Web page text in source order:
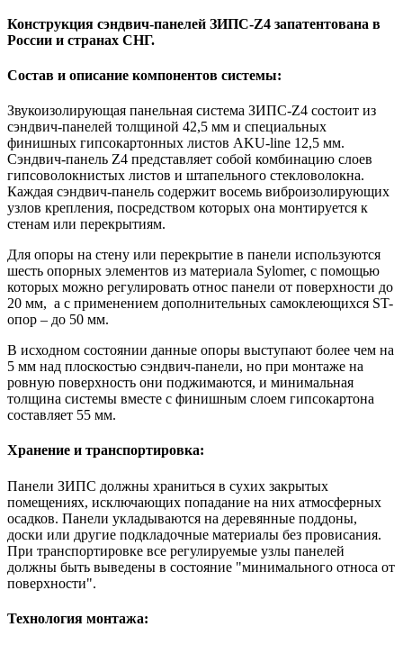
Конструкция сэндвич-панелей ЗИПС-Z4 запатентована в
России и странах СНГ.
Состав и описание компонентов системы:
Звукоизолирующая панельная система ЗИПС-Z4 состоит из
сэндвич-панелей толщиной 42,5 мм и специальных
финишных гипсокартонных листов AKU-line 12,5 мм.
Сэндвич-панель Z4 представляет собой комбинацию слоев
гипсоволокнистых листов и штапельного стекловолокна.
Каждая сэндвич-панель содержит восемь виброизолирующих
узлов крепления, посредством которых она монтируется к
стенам или перекрытиям.
Для опоры на стену или перекрытие в панели используются
шесть опорных элементов из материала Sylomer, с помощью
которых можно регулировать относ панели от поверхности до
20 мм, а с применением дополнительных самоклеющихся ST-
опор – до 50 мм.
В исходном состоянии данные опоры выступают более чем на
5 мм над плоскостью сэндвич-панели, но при монтаже на
ровную поверхность они поджимаются, и минимальная
толщина системы вместе с финишным слоем гипсокартона
составляет 55 мм.
Хранение и транспортировка:
Панели ЗИПС должны храниться в сухих закрытых
помещениях, исключающих попадание на них атмосферных
осадков. Панели укладываются на деревянные поддоны,
доски или другие подкладочные материалы без провисания.
При транспортировке все регулируемые узлы панелей
должны быть выведены в состояние "минимального относа от
поверхности".
Технология монтажа: